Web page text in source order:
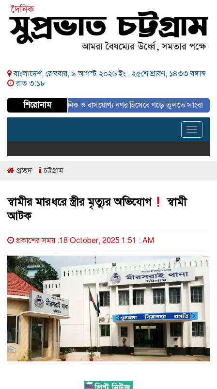
বাংলাদেশ, রোববার, ৯ আগস্ট ২০২৬ ইং , ২৫শে শ্রাবণ, ১৪৩৩ বঙ্গাব্দ
রাত ৩:১৮
শিরোনাম
আধুনিক ও বাসযোগ্য নগর হিসেবে গড়ে তুলতে সাংবাদিকদের
Toggle
প্রচ্ছদ চট্টগ্রাম
স্বামীর মারধরে স্ত্রীর মৃত্যুর অভিযোগ
স্বামী
আটক
প্রকাশের সময় :18 October, 2025 1:51 : AM